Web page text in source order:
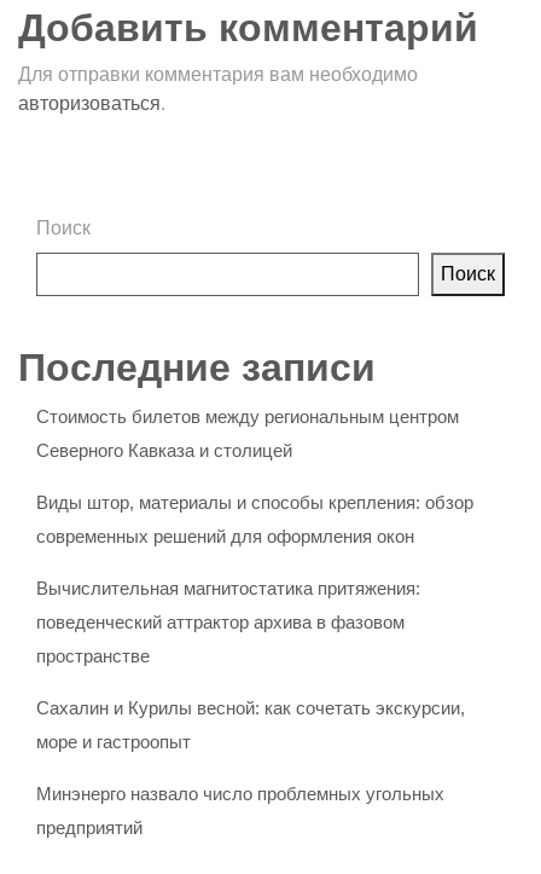
Добавить комментарий
Для отправки комментария вам необходимо
авторизоваться.
Поиск
Поиск
Последние записи
Стоимость билетов между региональным центром
Северного Кавказа и столицей
Виды штор, материалы и способы крепления: обзор
современных решений для оформления окон
Вычислительная магнитостатика притяжения:
поведенческий аттрактор архива в фазовом
пространстве
Сахалин и Курилы весной: как сочетать экскурсии,
море и гастроопыт
Минэнерго назвало число проблемных угольных
предприятий